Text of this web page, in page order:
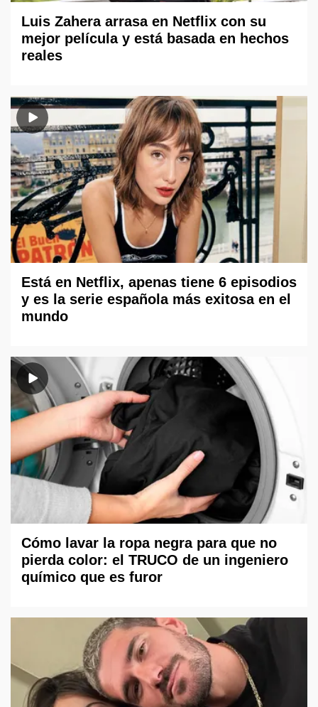
Luis Zahera arrasa en Netflix con su
mejor película y está basada en hechos
reales
Está en Netflix, apenas tiene 6 episodios
y es la serie española más exitosa en el
mundo
Cómo lavar la ropa negra para que no
pierda color: el TRUCO de un ingeniero
químico que es furor